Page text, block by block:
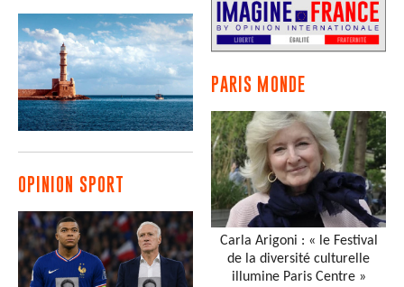
OPINION SPORT
PARIS MONDE
Carla Arigoni : « le Festival
de la diversité culturelle
illumine Paris Centre »